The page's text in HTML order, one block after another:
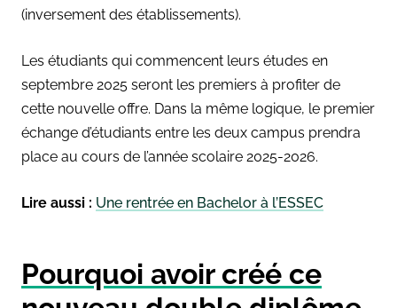
(inversement des établissements).
Les étudiants qui commencent leurs études en
septembre 2025 seront les premiers à profiter de
cette nouvelle offre. Dans la même logique, le premier
échange d’étudiants entre les deux campus prendra
place au cours de l’année scolaire 2025-2026.
Lire aussi : Une rentrée en Bachelor à l’ESSEC
Pourquoi avoir créé ce